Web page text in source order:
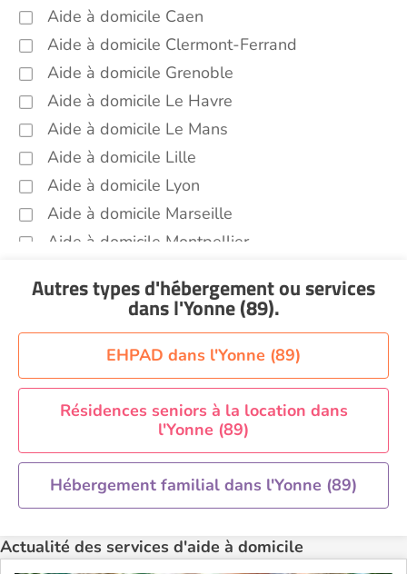
Aide à domicile Caen
Aide à domicile Clermont-Ferrand
Aide à domicile Grenoble
Aide à domicile Le Havre
Aide à domicile Le Mans
Aide à domicile Lille
Aide à domicile Lyon
Aide à domicile Marseille
Aide à domicile Montpellier
Aide à domicile Nice
Aide à domicile Orléans
Aide à domicile Paris
Aide à domicile Perpignan
Aide à domicile Rennes
Aide à domicile Saint-Etienne
Aide à domicile Toulouse
Autres types d'hébergement ou services
dans l'Yonne (89).
EHPAD dans l'Yonne (89)
Résidences seniors à la location dans
l'Yonne (89)
Hébergement familial dans l'Yonne (89)
Actualité des services d'aide à domicile